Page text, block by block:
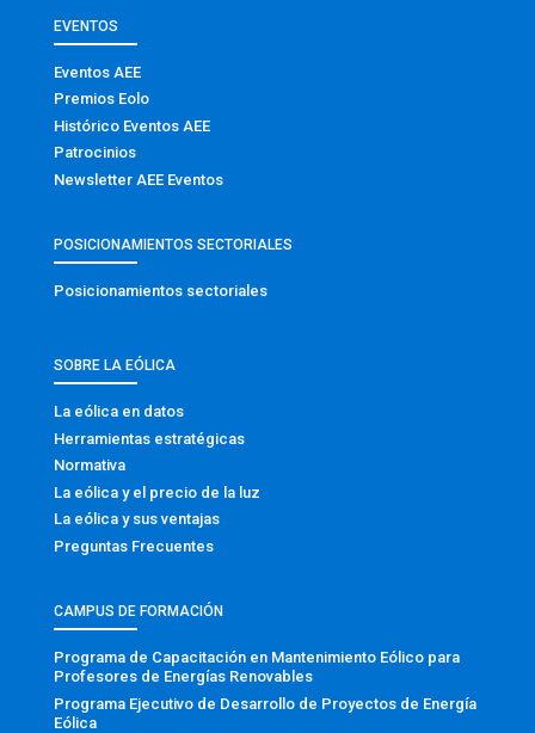
EVENTOS
Eventos AEE
Premios Eolo
Histórico Eventos AEE
Patrocinios
Newsletter AEE Eventos
POSICIONAMIENTOS SECTORIALES
Posicionamientos sectoriales
SOBRE LA EÓLICA
La eólica en datos
Herramientas estratégicas
Normativa
La eólica y el precio de la luz
La eólica y sus ventajas
Preguntas Frecuentes
CAMPUS DE FORMACIÓN
Programa de Capacitación en Mantenimiento Eólico para
Profesores de Energías Renovables
Programa Ejecutivo de Desarrollo de Proyectos de Energía
Eólica